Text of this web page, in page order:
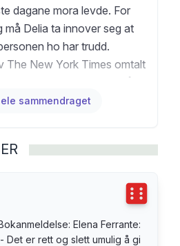
dagane mora levde. For
må Delia ta innover seg at
ho har trudd.
The New York Times omtalt
har gripe lesarar
og dotter, slik vi kjenner
sammendraget
Elena Ferrante:
Det er rett og slett umulig å gi